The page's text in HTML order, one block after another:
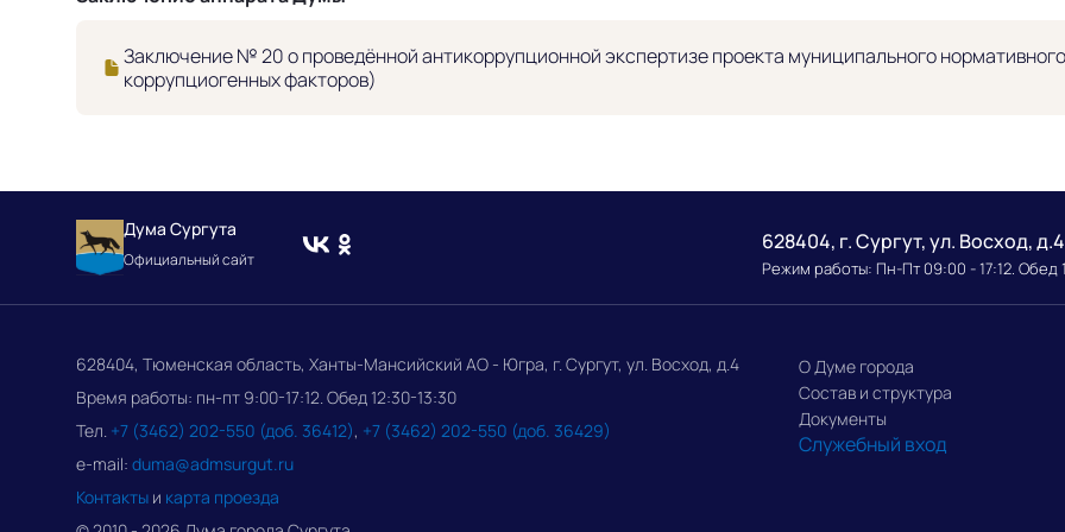
Заключение № 20 о проведённой антикоррупционной экспертизе проекта муниципального
коррупциогенных факторов)
Дума Сургута
Официальный сайт
628404, г. Сургут, ул. Восход, д.4
Режим работы: Пн-Пт 09:00 - 17:12. Обед
628404, Тюменская область, Ханты-Мансийский АО - Югра, г. Сургут, ул. Восход, д.4
Время работы: пн-пт 9:00-17:12. Обед 12:30-13:30
Тел. +7 (3462) 202-550 (доб. 36412), +7 (3462) 202-550 (доб. 36429)
e-mail: duma@admsurgut.ru
Контакты и карта проезда
О Думе города
Состав и структура
Документы
Служебный вход